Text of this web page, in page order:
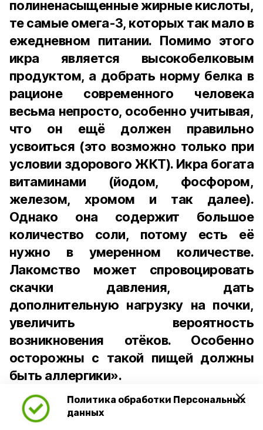
Политика обработки Персональных
данных
полиненасыщенные жирные кислоты,
те самые омега-3, которых так мало в
ежедневном питании. Помимо этого
икра является высокобелковым
продуктом, а добрать норму белка в
рационе современного человека
весьма непросто, особенно учитывая,
что он ещё должен правильно
усвоиться (это возможно только при
условии здорового ЖКТ). Икра богата
витаминами (йодом, фосфором,
железом, хромом и так далее).
Однако она содержит большое
количество соли, потому есть её
нужно в умеренном количестве.
Лакомство может спровоцировать
скачки давления, дать
дополнительную нагрузку на почки,
увеличить вероятность
возникновения отёков. Особенно
осторожны с такой пищей должны
быть аллергики».
Для взрослого человека безопасной
порцией икры считается 30-50 граммов